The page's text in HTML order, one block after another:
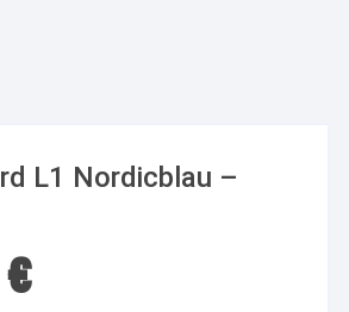
L1 Nordicblau –
€